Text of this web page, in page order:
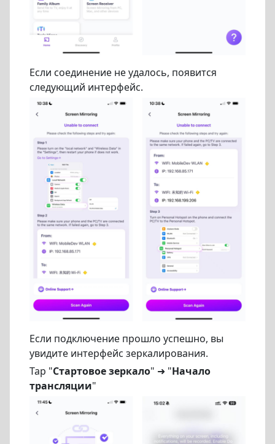
Если соединение не удалось, появится
следующий интерфейс.
Если подключение прошло успешно, вы
увидите интерфейс зеркалирования.
Tap "Стартовое зеркало" ➜ "Начало
трансляции"